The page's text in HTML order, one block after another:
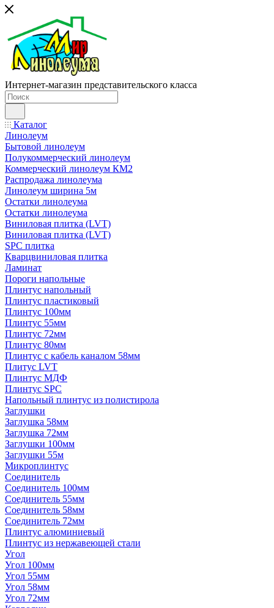
Интернет-магазин представительского класса
Каталог
Линолеум
Бытовой линолеум
Полукоммерческий линолеум
Коммерческий линолеум КМ2
Распродажа линолеума
Линолеум ширина 5м
Остатки линолеума
Остатки линолеума
Виниловая плитка (LVT)
Виниловая плитка (LVT)
SPC плитка
Кварцвиниловая плитка
Ламинат
Пороги напольные
Плинтус напольный
Плинтус пластиковый
Плинтус 100мм
Плинтус 55мм
Плинтус 72мм
Плинтус 80мм
Плинтус с кабель каналом 58мм
Плитус LVT
Плинтус МДФ
Плинтус SPC
Напольный плинтус из полистирола
Заглушки
Заглушка 58мм
Заглушка 72мм
Заглушки 100мм
Заглушки 55м
Микроплинтус
Соединитель
Соединитель 100мм
Соединитель 55мм
Соединитель 58мм
Соединитель 72мм
Плинтус алюминиевый
Плинтус из нержавеющей стали
Угол
Угол 100мм
Угол 55мм
Угол 58мм
Угол 72мм